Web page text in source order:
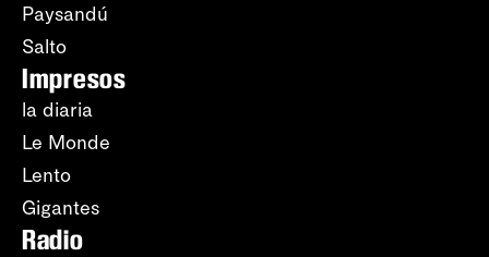
Paysandú
Salto
Impresos
la diaria
Le Monde
Lento
Gigantes
Radio